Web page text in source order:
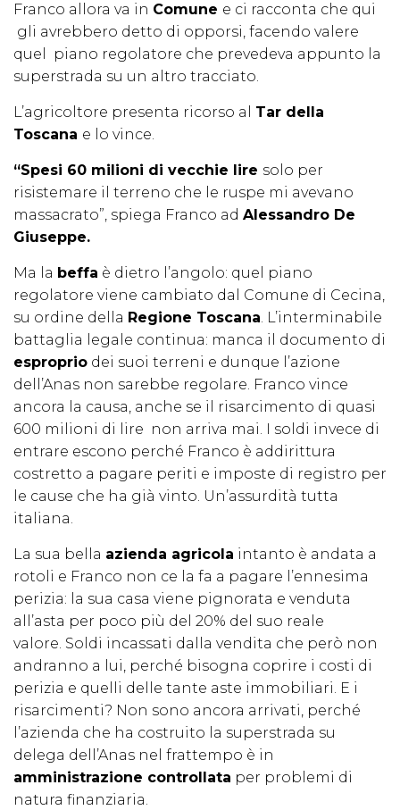
Franco allora va in Comune e ci racconta che qui
gli avrebbero detto di opporsi, facendo valere
quel piano regolatore che prevedeva appunto la
superstrada su un altro tracciato.
L’agricoltore presenta ricorso al Tar della
Toscana e lo vince.
“Spesi 60 milioni di vecchie lire solo per
risistemare il terreno che le ruspe mi avevano
massacrato”, spiega Franco ad Alessandro De
Giuseppe.
Ma la beffa è dietro l’angolo: quel piano
regolatore viene cambiato dal Comune di Cecina,
su ordine della Regione Toscana. L’interminabile
battaglia legale continua: manca il documento di
esproprio dei suoi terreni e dunque l’azione
dell’Anas non sarebbe regolare. Franco vince
ancora la causa, anche se il risarcimento di quasi
600 milioni di lire non arriva mai. I soldi invece di
entrare escono perché Franco è addirittura
costretto a pagare periti e imposte di registro per
le cause che ha già vinto. Un’assurdità tutta
italiana.
La sua bella azienda agricola intanto è andata a
rotoli e Franco non ce la fa a pagare l’ennesima
perizia: la sua casa viene pignorata e venduta
all’asta per poco più del 20% del suo reale
valore. Soldi incassati dalla vendita che però non
andranno a lui, perché bisogna coprire i costi di
perizia e quelli delle tante aste immobiliari. E i
risarcimenti? Non sono ancora arrivati, perché
l’azienda che ha costruito la superstrada su
delega dell’Anas nel frattempo è in
amministrazione controllata per problemi di
natura finanziaria.